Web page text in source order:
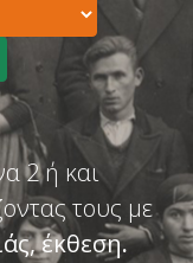
2 ή και
τους με
έκθεση.